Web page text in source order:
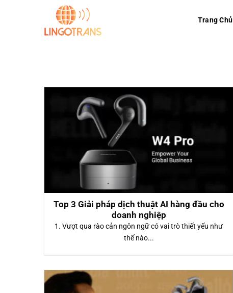
Trang Chủ
Top 3 Giải pháp dịch thuật AI hàng đầu cho
doanh nghiệp
1. Vượt qua rào cản ngôn ngữ có vai trò thiết yếu như
thế nào...